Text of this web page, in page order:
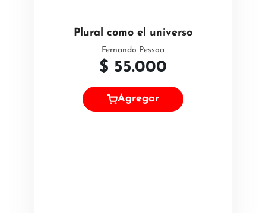
Plural como el universo
Fernando Pessoa
$ 55.000
Agregar